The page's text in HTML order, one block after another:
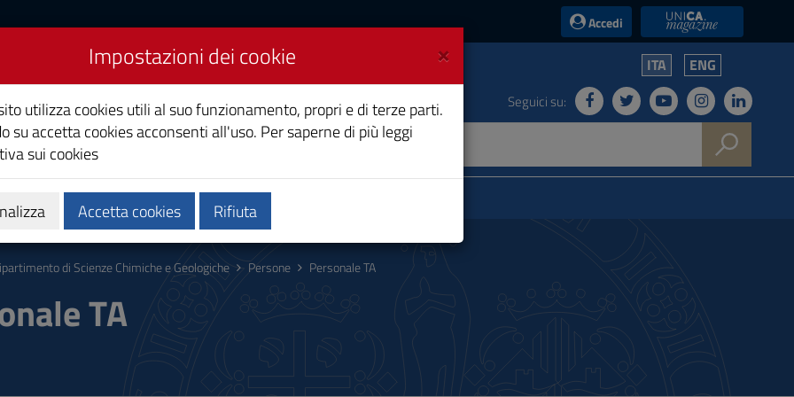
Accedi UniCA News
chimiche e
ITA ENG
Seguici su:
Persone Aggiornamenti
di Scienze Chimiche e Geologiche Persone Personale TA
TA
×
Impostazioni dei cookie
utilizza cookies utili al suo funzionamento, propri e di terze parti.
su accetta cookies acconsenti all'uso. Per saperne di più leggi
sui cookies
Accetta cookies Rifiuta